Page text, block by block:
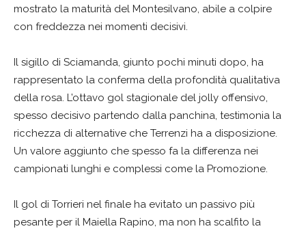
mostrato la maturità del Montesilvano, abile a colpire
con freddezza nei momenti decisivi.
Il sigillo di Sciamanda, giunto pochi minuti dopo, ha
rappresentato la conferma della profondità qualitativa
della rosa. L’ottavo gol stagionale del jolly offensivo,
spesso decisivo partendo dalla panchina, testimonia la
ricchezza di alternative che Terrenzi ha a disposizione.
Un valore aggiunto che spesso fa la differenza nei
campionati lunghi e complessi come la Promozione.
Il gol di Torrieri nel finale ha evitato un passivo più
pesante per il Maiella Rapino, ma non ha scalfito la